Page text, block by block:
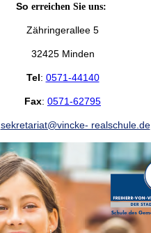
So erreichen Sie uns:
Zähringerallee 5
32425 Minden
Tel: 0571-44140
Fax: 0571-62795
sekretariat@vincke- realschule.de